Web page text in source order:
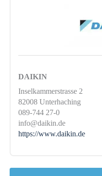
DAIKIN
Inselkammerstrasse 2
82008 Unterhaching
089-744 27-0
info@daikin.de
https://www.daikin.de